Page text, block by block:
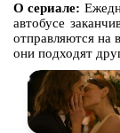
О сериале:
автобусе
отправляются на
они подходят